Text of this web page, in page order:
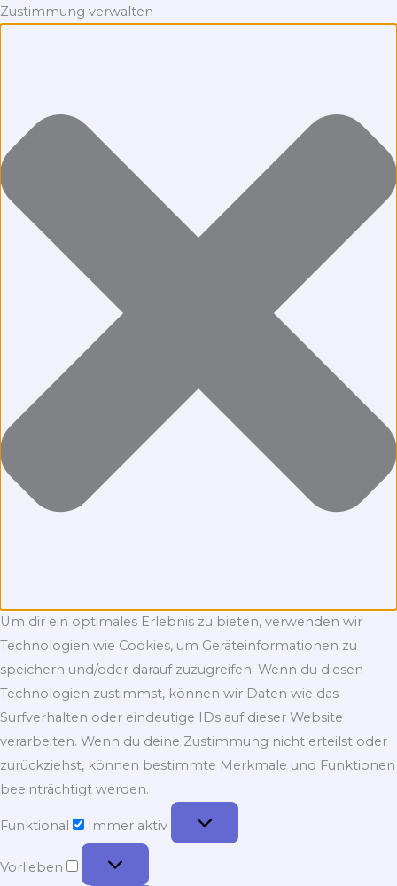
Zustimmung verwalten
Um dir ein optimales Erlebnis zu bieten, verwenden wir
Technologien wie Cookies, um Geräteinformationen zu
speichern und/oder darauf zuzugreifen. Wenn du diesen
Technologien zustimmst, können wir Daten wie das
Surfverhalten oder eindeutige IDs auf dieser Website
verarbeiten. Wenn du deine Zustimmung nicht erteilst oder
zurückziehst, können bestimmte Merkmale und Funktionen
beeinträchtigt werden.
Funktional
Immer aktiv
Vorlieben
Vorlieben